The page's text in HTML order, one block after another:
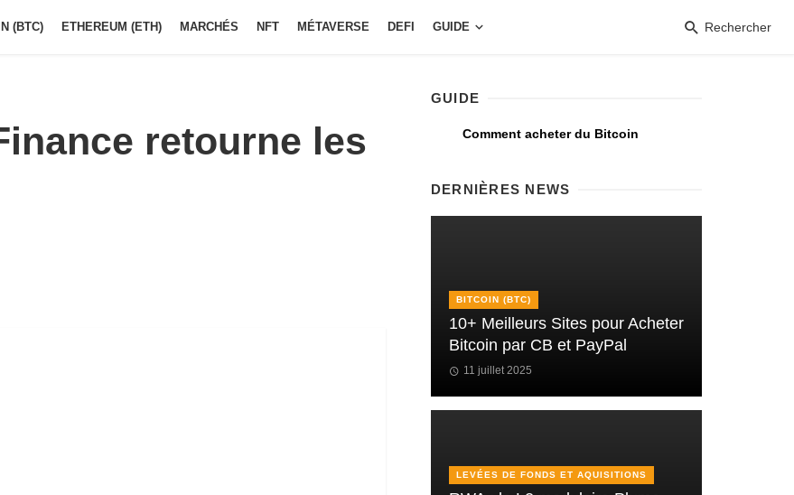
(BTC) ETHEREUM (ETH) MARCHÉS NFT MÉTAVERSE DEFI GUIDE Rechercher
retourne les
GUIDE
Comment acheter du Bitcoin
DERNIÈRES NEWS
BITCOIN (BTC)
10+ Meilleurs Sites pour Acheter
Bitcoin par CB et PayPal
11 juillet 2025
LEVÉES DE FONDS ET AQUISITIONS